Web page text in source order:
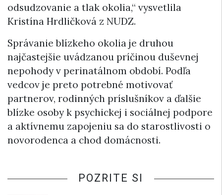
odsudzovanie a tlak okolia,“ vysvetlila
Kristína Hrdličková z NUDZ.
Správanie blízkeho okolia je druhou
najčastejšie uvádzanou príčinou duševnej
nepohody v perinatálnom období. Podľa
vedcov je preto potrebné motivovať
partnerov, rodinných príslušníkov a ďalšie
blízke osoby k psychickej i sociálnej podpore
a aktívnemu zapojeniu sa do starostlivosti o
novorodenca a chod domácnosti.
POZRITE SI